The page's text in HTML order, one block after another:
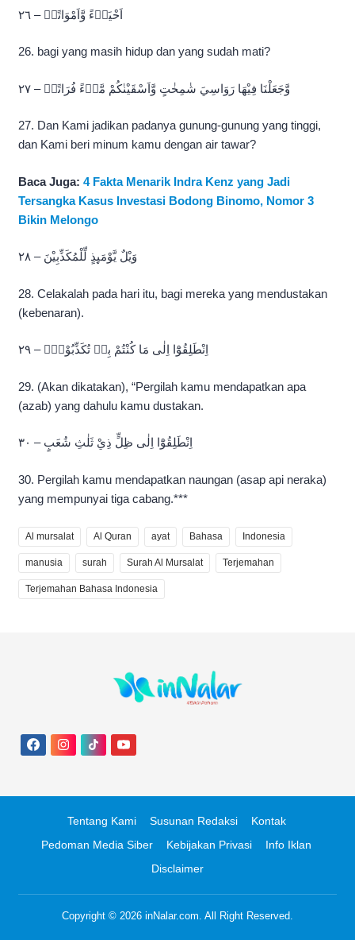
اَحْيَاۤءً وَّاَمْوَاتًاۙ – ٢٦
26. bagi yang masih hidup dan yang sudah mati?
وَّجَعَلْنَا فِيْهَا رَوَاسِيَ شٰمِخٰتٍ وَّاَسْقَيْنٰكُمْ مَّاۤءً فُرَاتًاۗ – ٢٧
27. Dan Kami jadikan padanya gunung-gunung yang tinggi,
dan Kami beri minum kamu dengan air tawar?
Baca Juga: 4 Fakta Menarik Indra Kenz yang Jadi
Tersangka Kasus Investasi Bodong Binomo, Nomor 3
Bikin Melongo
وَيْلٌ يَّوْمَىِٕذٍ لِّلْمُكَذِّبِيْنَ – ٢٨
28. Celakalah pada hari itu, bagi mereka yang mendustakan
(kebenaran).
اِنْطَلِقُوْٓا اِلٰى مَا كُنْتُمْ بِهٖ تُكَذِّبُوْنَۚ – ٢٩
29. (Akan dikatakan), “Pergilah kamu mendapatkan apa
(azab) yang dahulu kamu dustakan.
اِنْطَلِقُوْٓا اِلٰى ظِلٍّ ذِيْ ثَلٰثِ شُعَبٍ – ٣٠
30. Pergilah kamu mendapatkan naungan (asap api neraka)
yang mempunyai tiga cabang.***
Al mursalat Al Quran ayat Bahasa Indonesia
manusia surah Surah Al Mursalat Terjemahan
Terjemahan Bahasa Indonesia
Tentang Kami Susunan Redaksi
Kontak
Pedoman Media Siber
Kebijakan Privasi
Info Iklan
Disclaimer
Copyright © 2026 inNalar.com. All Right Reserved.